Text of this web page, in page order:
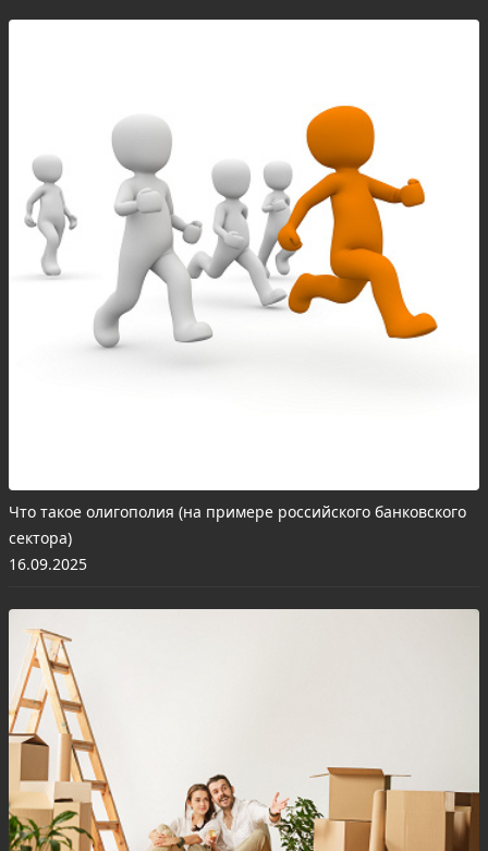
Что такое олигополия (на примере российского банковского
сектора)
16.09.2025